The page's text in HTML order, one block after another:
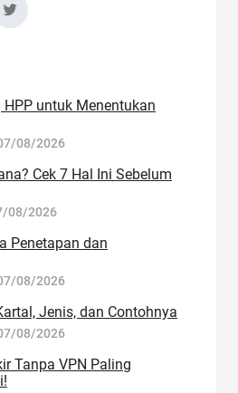
untuk Menentukan
08/2026
Cek 7 Hal Ini Sebelum
08/2026
Penetapan dan
08/2026
Jenis, dan Contohnya
08/2026
Tanpa VPN Paling